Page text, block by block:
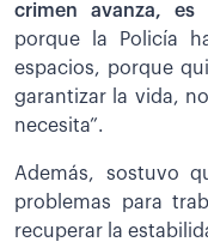
crimen avanza, es
porque la Policía
espacios, porque
garantizar la vida,
necesita”.
Además, sostuvo
problemas para
recuperar la